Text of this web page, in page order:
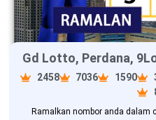
Gd Lotto, Perdana,
2458 7036 1590
Ramalkan nombor anda dalam